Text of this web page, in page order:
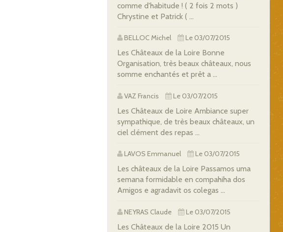
comme d'habitude ! ( 2 fois 2 mots )
Chrystine et Patrick ( ...
BELLOC Michel Le 03/07/2015
Les Châteaux de la Loire Bonne
Organisation, très beaux châteaux, nous
somme enchantés et prêt a ...
VAZ Francis Le 03/07/2015
Les Châteaux de Loire Ambiance super
sympathique, de très beaux châteaux, un
ciel clément des repas ...
LAVOS Emmanuel Le 03/07/2015
Les châteaux de la Loire Passamos uma
semana formidable en compahiha dos
Amigos e agradavit os colegas ...
NEYRAS Claude Le 03/07/2015
Les Châteaux de la Loire 2015 Un